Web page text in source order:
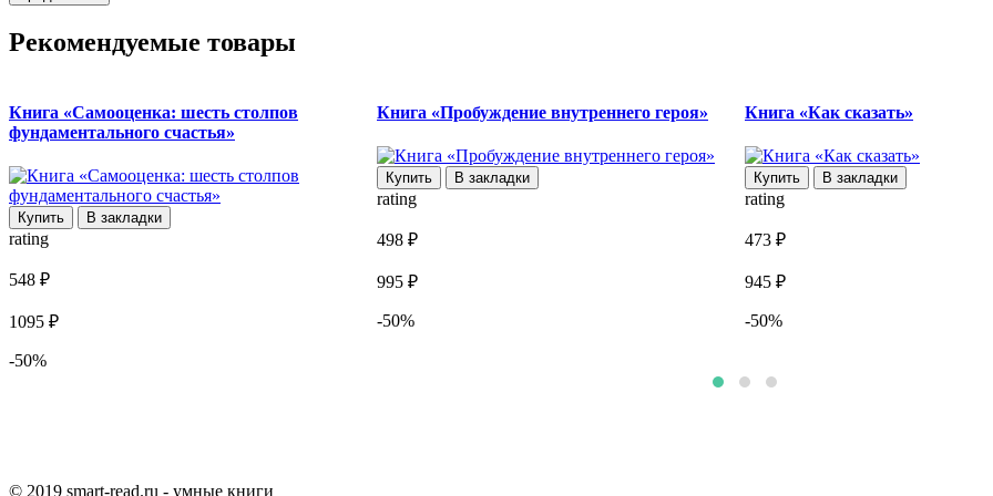
Рекомендуемые товары
Книга «Самооценка: шесть столпов
фундаментального счастья»
Купить В закладки
rating
548 ₽
1095 ₽
-50%
Книга «Пробуждение внутреннего героя»
Купить В закладки
rating
498 ₽
995 ₽
-50%
Книга «Как сказать»
Купить В закладки
rating
473 ₽
945 ₽
-50%
© 2019 smart-read.ru - умные книги